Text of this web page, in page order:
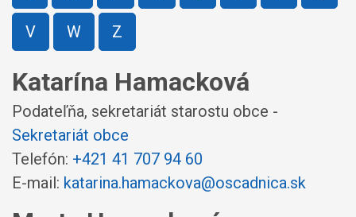
V W Z
Katarína Hamacková
Podateľňa, sekretariát starostu obce -
Sekretariát obce
Telefón: +421 41 707 94 60
E-mail: katarina.hamackova@oscadnica.sk